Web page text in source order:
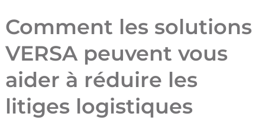
Comment les solutions
VERSA peuvent vous
aider à réduire les
litiges logistiques